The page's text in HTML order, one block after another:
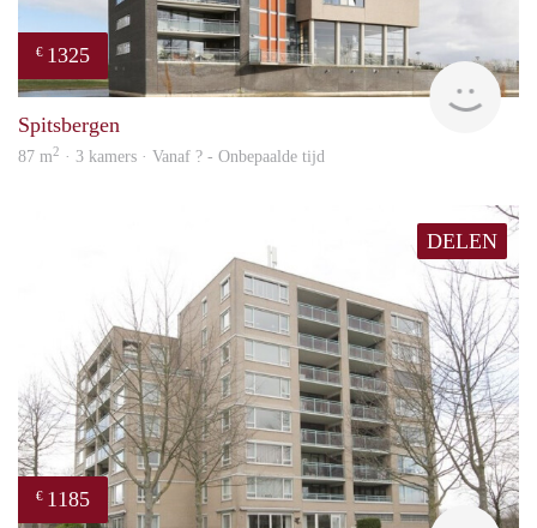
€ 1325
Spitsbergen
87 m2 · 3 kamers · Vanaf ? - Onbepaalde tijd
DELEN
€ 1185